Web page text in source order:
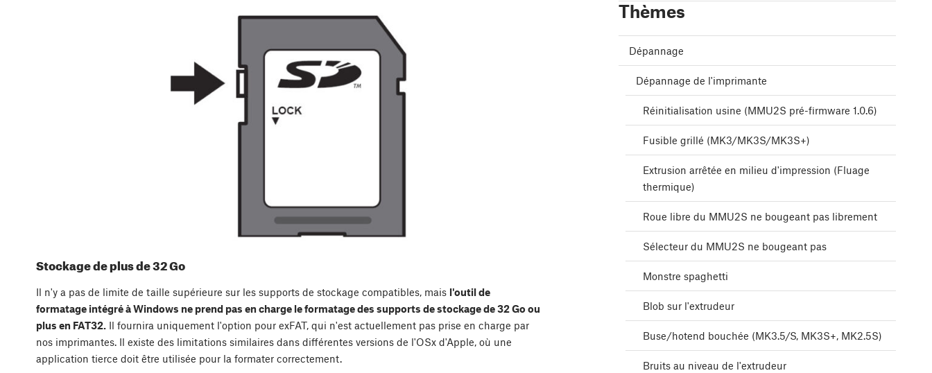
Stockage de plus de 32 Go
Il n'y a pas de limite de taille supérieure sur les supports de stockage compatibles, mais l'outil de
formatage intégré à Windows ne prend pas en charge le formatage des supports de stockage de 32 Go ou
plus en FAT32. Il fournira uniquement l'option pour exFAT, qui n'est actuellement pas prise en charge par
nos imprimantes. Il existe des limitations similaires dans différentes versions de l'OSx d'Apple, où une
application tierce doit être utilisée pour la formater correctement.
Thèmes
Dépannage
Dépannage de l'imprimante
Réinitialisation usine (MMU2S pré-firmware 1.0.6)
Fusible grillé (MK3/MK3S/MK3S+)
Extrusion arrêtée en milieu d'impression (Fluage
thermique)
Roue libre du MMU2S ne bougeant pas librement
Sélecteur du MMU2S ne bougeant pas
Monstre spaghetti
Blob sur l'extrudeur
Buse/hotend bouchée (MK3.5/S, MK3S+, MK2.5S)
Bruits au niveau de l'extrudeur